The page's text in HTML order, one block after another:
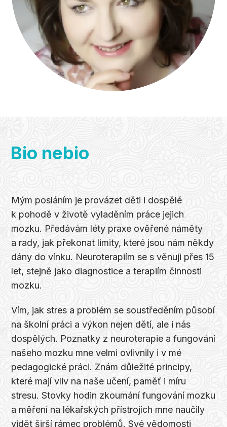
Bio nebio
Mým posláním je provázet děti i dospělé
k pohodě v životě vyladěním práce jejich
mozku. Předávám léty praxe ověřené náměty
a rady, jak překonat limity, které jsou nám někdy
dány do vínku. Neuroterapiím se s věnuji přes 15
let, stejně jako diagnostice a terapiím činnosti
mozku.
Vím, jak stres a problém se soustředěním působí
na školní práci a výkon nejen dětí, ale i nás
dospělých. Poznatky z neuroterapie a fungování
našeho mozku mne velmi ovlivnily i v mé
pedagogické práci. Znám důležité principy,
které mají vliv na naše učení, paměť i míru
stresu. Stovky hodin zkoumání fungování mozku
a měření na lékařských přístrojích mne naučily
vidět širší rámec problémů. Své vědomosti